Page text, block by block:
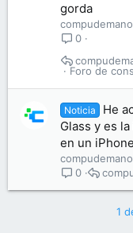
gorda
compudemano
0
Foro de
Noticia
He
Glass y es
en un iPhone
compudemano
0
1